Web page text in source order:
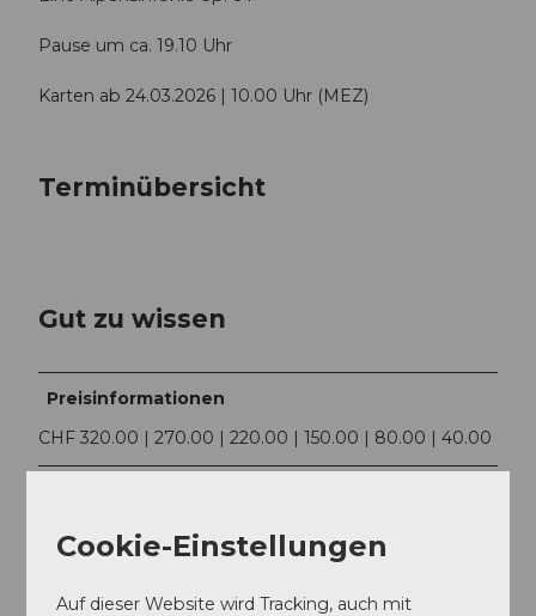
Pause um ca. 19.10 Uhr
Karten ab 24.03.2026 | 10.00 Uhr (MEZ)
Terminübersicht
Gut zu wissen
Preisinformationen
CHF 320.00 | 270.00 | 220.00 | 150.00 | 80.00 | 40.00
Lucerne Festival
Cookie-Einstellungen
Auf dieser Website wird Tracking, auch mit